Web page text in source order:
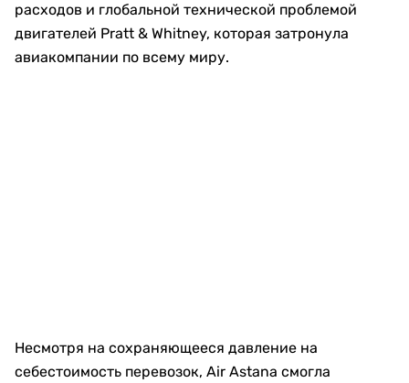
расходов и глобальной технической проблемой
двигателей Pratt & Whitney, которая затронула
авиакомпании по всему миру.
Несмотря на сохраняющееся давление на
себестоимость перевозок, Air Astana смогла